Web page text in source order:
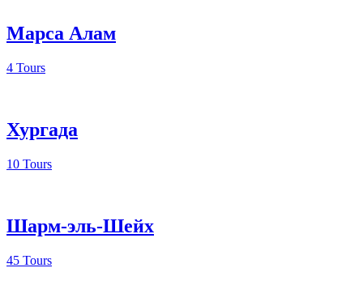
Марса Алам
4 Tours
Хургада
10 Tours
Шарм-эль-Шейх
45 Tours